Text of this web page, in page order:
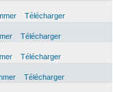
Télécharger
Télécharger
Télécharger
Télécharger